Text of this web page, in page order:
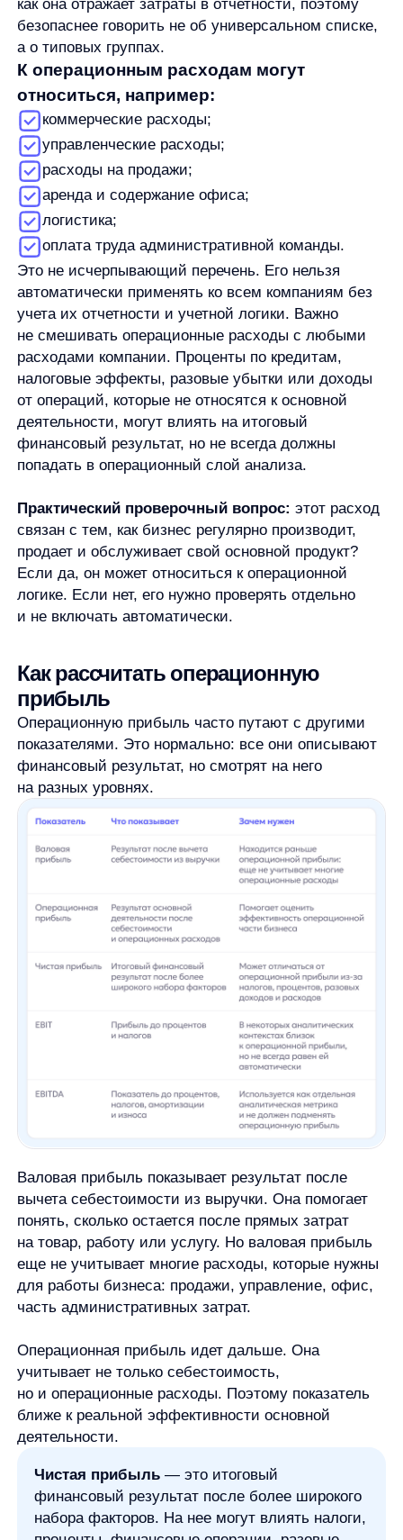
логике. Если нет, его нужно проверять отдельно
и не включать автоматически.
Как рассчитать операционную
прибыль
Операционную прибыль часто путают с другими
показателями. Это нормально: все они описывают
финансовый результат, но смотрят на него
на разных уровнях.
Валовая прибыль показывает результат после
вычета себестоимости из выручки. Она помогает
понять, сколько остается после прямых затрат
на товар, работу или услугу. Но валовая прибыль
еще не учитывает многие расходы, которые нужны
для работы бизнеса: продажи, управление, офис,
часть административных затрат.
учитывает не только себестоимость,
но и операционные расходы. Поэтому показатель
ближе к реальной эффективности основной
деятельности.
Чистая прибыль— это итоговый
финансовый результат после более широкого
набора факторов. На нее могут влиять налоги,
проценты, финансовые операции, разовые
отвечает на вопрос «сколько осталось
в итоге», а операционная прибыль — «как
С EBIT и EBITDA нужна осторожность. EBIT
переводят как прибыль до процентов и налогов.
к операционной прибыли, но не стоит
автоматически ставить между ними знак равенства
представления зависят от отчетности
и методологии. EBITDA дополнительно исключает
амортизацию и износ, поэтому это другой
операционную прибыль
Операционная прибыль помогает понять, насколько
устойчиво работает основной бизнес. Если
выручка растет, а операционная прибыль падает,
компания может продавать больше, но терять
эффективность из-за расходов. Например, из-за
управленческих расходов.
Для руководителя показатель полезен
в управленческом анализе. Он показывает, как